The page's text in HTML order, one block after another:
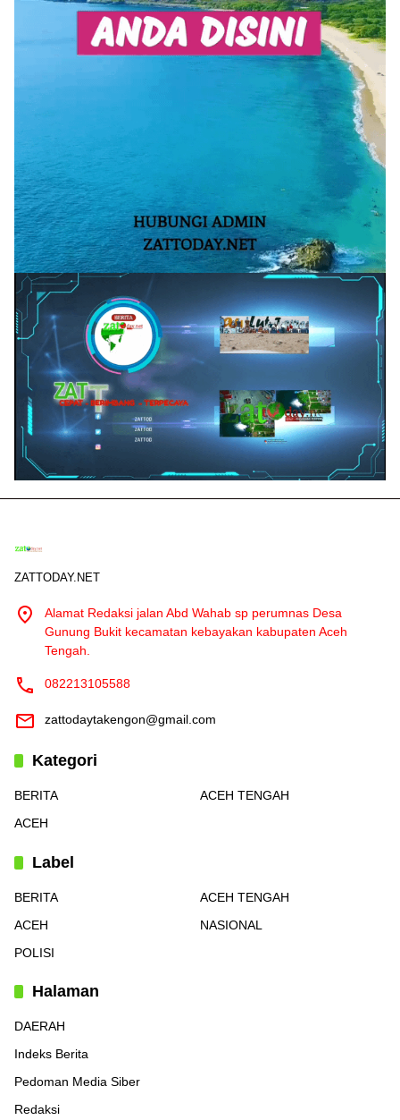
ZATTODAY.NET
Alamat Redaksi jalan Abd Wahab sp perumnas Desa
Gunung Bukit kecamatan kebayakan kabupaten Aceh
Tengah.
082213105588
zattodaytakengon@gmail.com
Kategori
BERITA
ACEH TENGAH
ACEH
Label
BERITA
ACEH TENGAH
ACEH
NASIONAL
POLISI
Halaman
DAERAH
Indeks Berita
Pedoman Media Siber
Redaksi